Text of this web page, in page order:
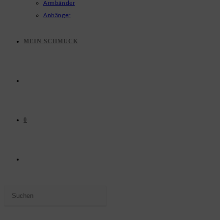
Armbänder
Anhänger
MEIN SCHMUCK
0
SUCHE